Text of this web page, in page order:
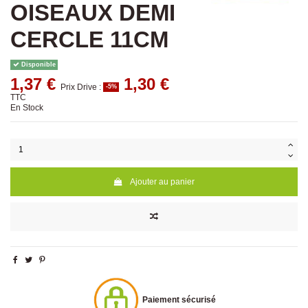
OISEAUX DEMI
CERCLE 11CM
Disponible
1,37 € Prix Drive : -5% 1,30 €
TTC
En Stock
Ajouter au panier
Paiement sécurisé